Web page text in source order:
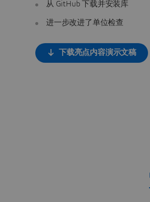
从 GitHub 下载并安装库
进一步改进了单位检查
下载亮点内容演示文稿